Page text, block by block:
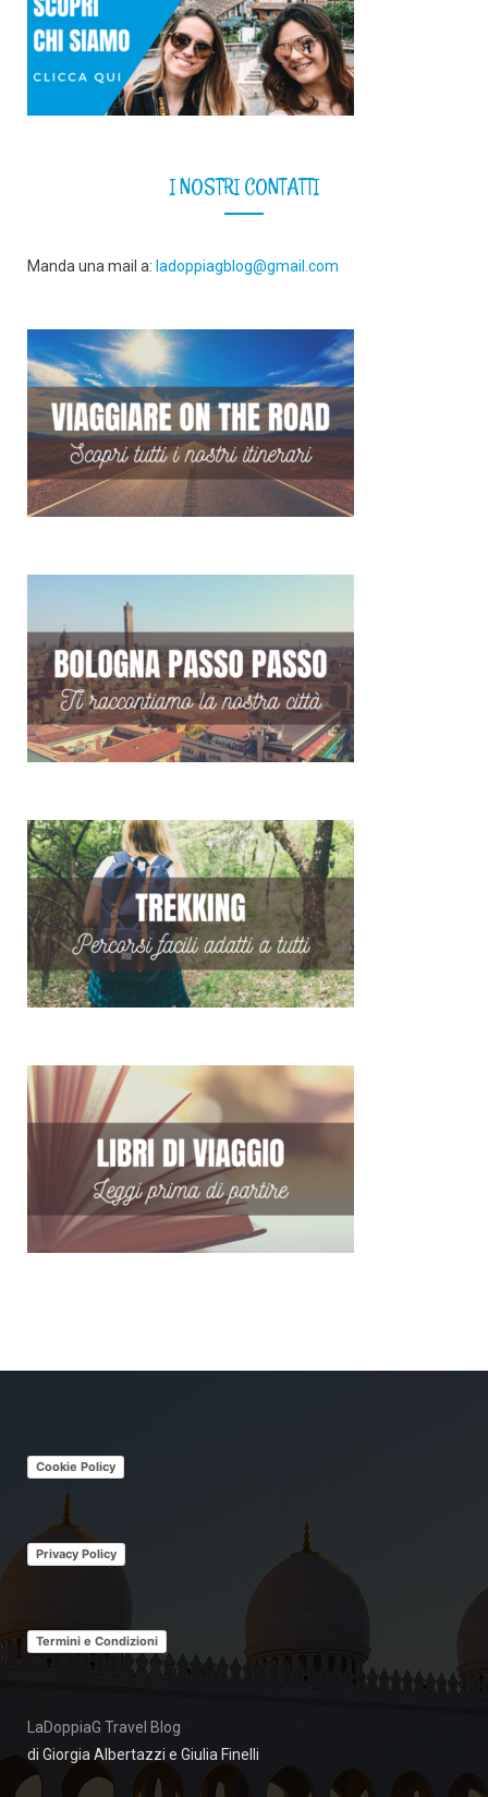
I NOSTRI CONTATTI
Manda una mail a: ladoppiagblog@gmail.com
Cookie Policy
Privacy Policy
Termini e Condizioni
LaDoppiaG Travel Blog
di Giorgia Albertazzi e Giulia Finelli